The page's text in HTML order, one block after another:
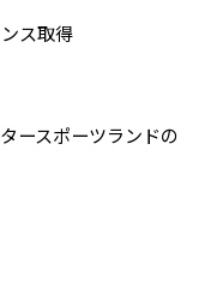
ス取得
ースポーツランドの